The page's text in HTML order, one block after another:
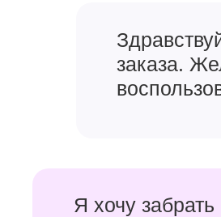
заказа.
Я хочу